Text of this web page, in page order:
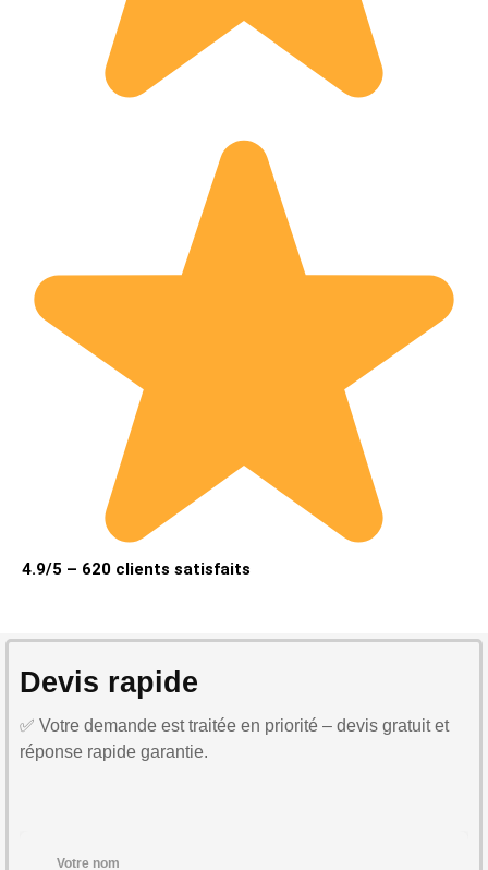
4.9/5 – 620 clients satisfaits
Devis rapide
✅ Votre demande est traitée en priorité – devis gratuit et
réponse rapide garantie.
Votre nom